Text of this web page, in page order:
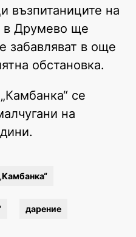
възпитаниците на
в Друмево ще
забавляват в още
обстановка.
се
на
дарение